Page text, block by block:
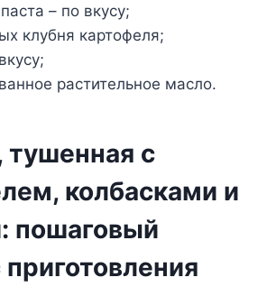
– по вкусу;
клубня картофеля;
растительное масло.
тушенная с
колбасками и
пошаговый